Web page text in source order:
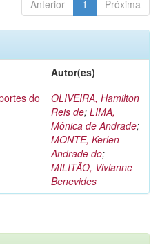
Anterior 1 Próxima
Autor(es)
do
OLIVEIRA, Hamilton
Reis de; LIMA,
Mônica de Andrade;
MONTE, Kerlen
Andrade do;
MILITÃO, Vivianne
Benevides